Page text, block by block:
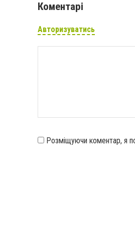
Коментарі
Авторизуватись
Розміщуючи коментар, я